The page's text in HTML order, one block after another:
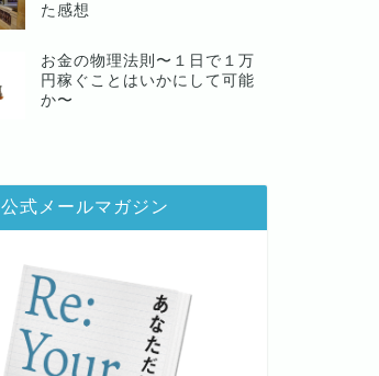
た感想
お金の物理法則〜１日で１万
円稼ぐことはいかにして可能
か〜
公式メールマガジン